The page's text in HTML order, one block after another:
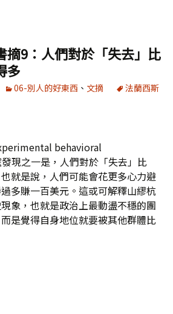
摘9：人們對於「失去」比
多
06-別人的好東西 、 文摘
法蘭西斯
behavioral
現之一是，人們對於「失去」比
也就是說，人們可能會花更多心力避
多賺一百美元。這或可解釋山繆杭
象，也就是政治上最動盪不穩的團
是覺得自身地位就要被其他群體比
》書摘9：人們對於「失去」比「獲得